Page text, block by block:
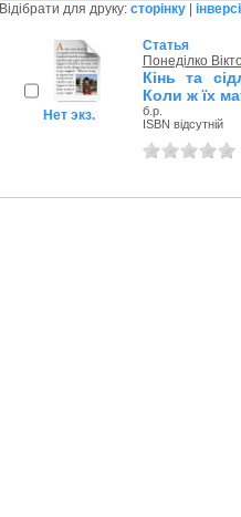
Відібрати для друку: сторінку|
Нет экз.
Статья
Понеділко
Кінь та
Коли ж їх
б.р.
ISBN відсутній